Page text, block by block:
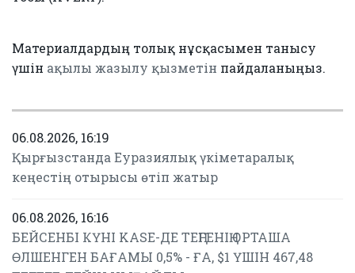
Материалдардың толық нұсқасымен танысу
үшін ақылы жазылу қызметін пайдаланыңыз.
06.08.2026, 16:19
Қырғызстанда Еуразиялық үкіметаралық
кеңестің отырысы өтіп жатыр
06.08.2026, 16:16
БЕЙСЕНБІ КҮНІ KASE-ДЕ ТЕҢГЕНІҢ ОРТАША
ӨЛШЕНГЕН БАҒАМЫ 0,5% - ҒА, $1 ҮШІН 467,48